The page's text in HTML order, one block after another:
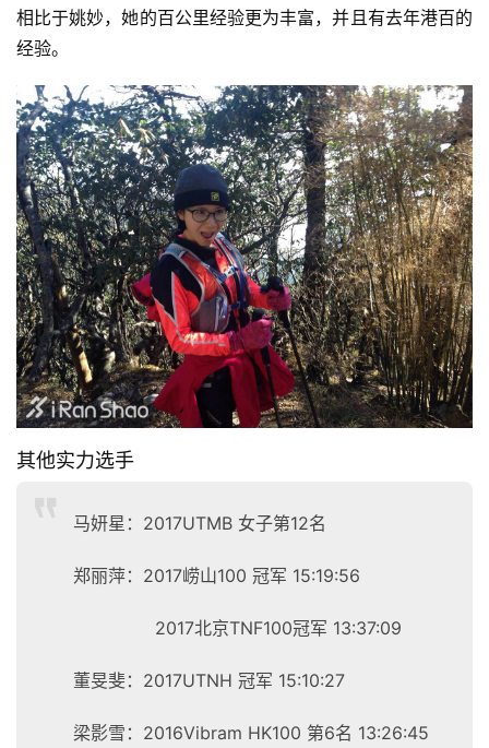
相比于姚妙，她的百公里经验更为丰富，并且有去年港百的
经验。
其他实力选手
马妍星：2017UTMB 女子第12名
郑丽萍：2017崂山100 冠军 15:19:56
2017北京TNF100冠军 13:37:09
董旻斐：2017UTNH 冠军 15:10:27
梁影雪：2016Vibram HK100 第6名 13:26:45